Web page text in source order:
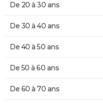
De 20 à 30 ans
De 30 à 40 ans
De 40 à 50 ans
De 50 à 60 ans
De 60 à 70 ans